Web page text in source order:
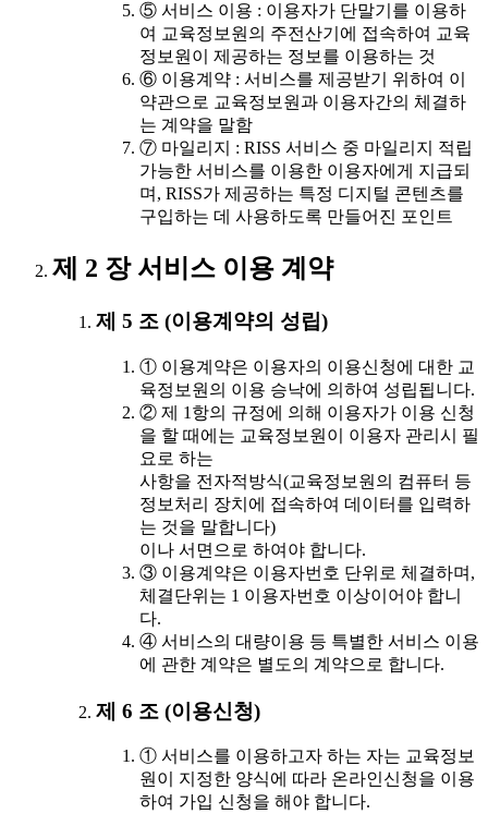
⑤ 서비스 이용 : 이용자가 단말기를 이용하
여 교육정보원의 주전산기에 접속하여 교육
정보원이 제공하는 정보를 이용하는 것
⑥ 이용계약 : 서비스를 제공받기 위하여 이
약관으로 교육정보원과 이용자간의 체결하
는 계약을 말함
⑦ 마일리지 : RISS 서비스 중 마일리지 적립
가능한 서비스를 이용한 이용자에게 지급되
며, RISS가 제공하는 특정 디지털 콘텐츠를
구입하는 데 사용하도록 만들어진 포인트
제 2 장 서비스 이용 계약
제 5 조 (이용계약의 성립)
① 이용계약은 이용자의 이용신청에 대한 교
육정보원의 이용 승낙에 의하여 성립됩니다.
② 제 1항의 규정에 의해 이용자가 이용 신청
을 할 때에는 교육정보원이 이용자 관리시 필
요로 하는
사항을 전자적방식(교육정보원의 컴퓨터 등
정보처리 장치에 접속하여 데이터를 입력하
는 것을 말합니다)
이나 서면으로 하여야 합니다.
③ 이용계약은 이용자번호 단위로 체결하며,
체결단위는 1 이용자번호 이상이어야 합니
다.
④ 서비스의 대량이용 등 특별한 서비스 이용
에 관한 계약은 별도의 계약으로 합니다.
제 6 조 (이용신청)
① 서비스를 이용하고자 하는 자는 교육정보
원이 지정한 양식에 따라 온라인신청을 이용
하여 가입 신청을 해야 합니다.